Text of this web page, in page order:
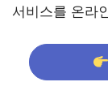
서비스를 온라